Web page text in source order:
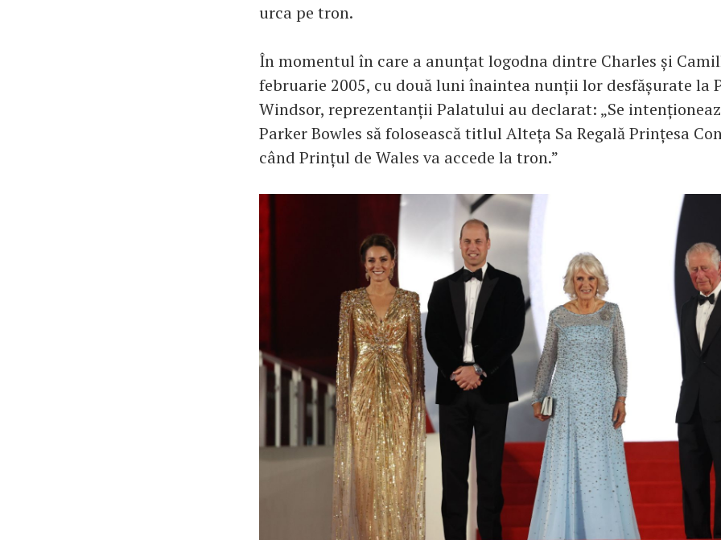
urca pe tron.
În momentul în care a anunțat logodna dintre Charles și
februarie 2005, cu două luni înaintea nunții lor desfășurate la
Windsor, reprezentanții Palatului au declarat: „Se
Parker Bowles să folosească titlul Alteța Sa Regală Prințesa
când Prințul de Wales va accede la tron.”